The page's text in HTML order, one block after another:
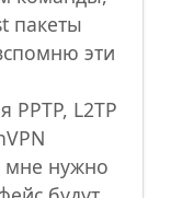
пакеты
эти
PPTP, L2TP
мне нужно